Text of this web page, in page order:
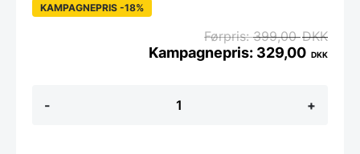
-
farvet
+
KAMPAGNEPRIS -18%
399,00DKK
329,00 DKK